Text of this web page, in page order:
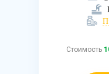
Стоимость